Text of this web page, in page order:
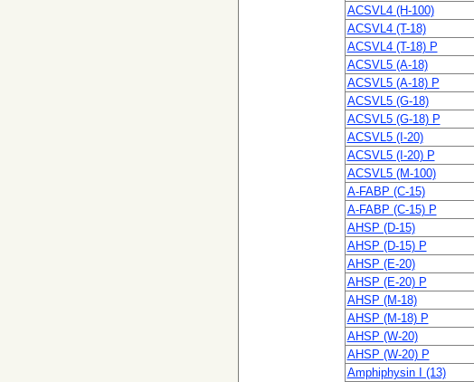
ACSVL4 (H-100)
ACSVL4 (T-18)
ACSVL4 (T-18) P
ACSVL5 (A-18)
ACSVL5 (A-18) P
ACSVL5 (G-18)
ACSVL5 (G-18) P
ACSVL5 (I-20)
ACSVL5 (I-20) P
ACSVL5 (M-100)
A-FABP (C-15)
A-FABP (C-15) P
AHSP (D-15)
AHSP (D-15) P
AHSP (E-20)
AHSP (E-20) P
AHSP (M-18)
AHSP (M-18) P
AHSP (W-20)
AHSP (W-20) P
Amphiphysin I (13)